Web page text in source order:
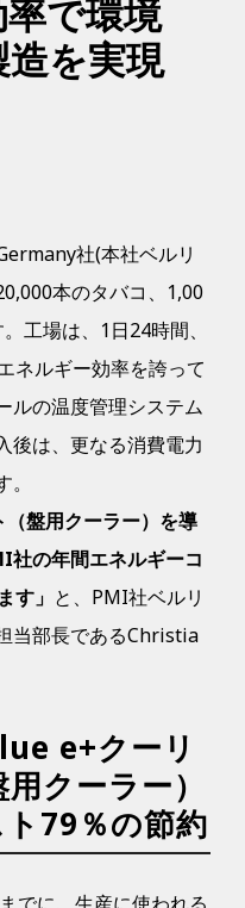
で環境
を実現
社(本社ベルリ
本のタバコ、1,00
工場は、1日24時間、
ネルギー効率を誇って
ルの温度管理システム
後は、更なる消費電力
（盤用クーラー）を導
社の年間エネルギーコ
す」 と、PMI社ベルリ
当部長であるChristia
e+クーリ
クーラー）
79％の節約